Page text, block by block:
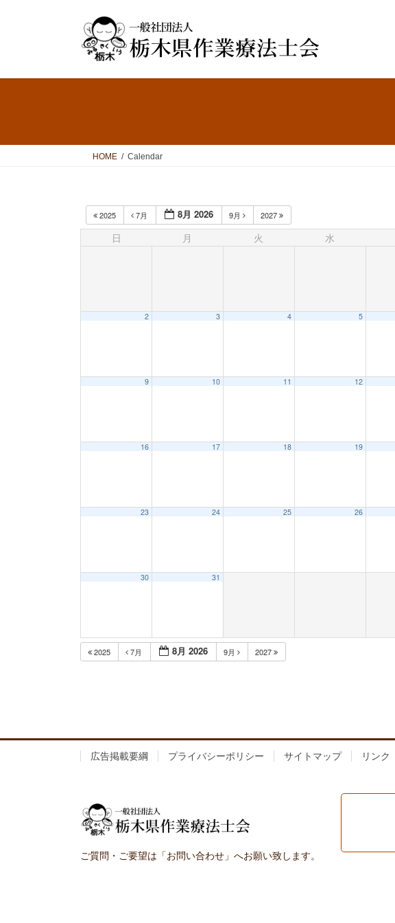
HOME Calendar
2025 7月 8月 2026 9月 2027
日 月 火 水
2 3 4 5
9 10 11 12
16 17 18 19
23 24 25 26
30 31
2025 7月 8月 2026 9月 2027
広告掲載要綱 プライバシーポリシー サイトマップ リンク
ご質問・ご要望は「お問い合わせ」へお願い致します。